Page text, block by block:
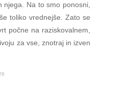
Na to smo ponosni,
toliko vrednejše. Zato se
počne na raziskovalnem,
za vse, znotraj in izven